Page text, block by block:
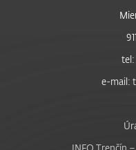
tel:
e-mail: